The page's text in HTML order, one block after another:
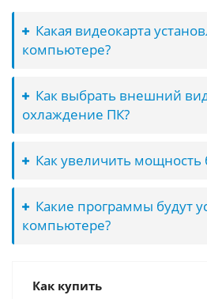
Какая видеокарта
компьютере?
Как выбрать внешний
охлаждение ПК?
Как увеличить мощность
Какие программы будут
компьютере?
Как купить